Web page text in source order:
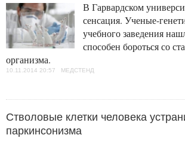
В Гарвардском
сенсация. Ученые-
учебного заведения
способен бороться со
организма.
10.11.2014 20:57 МЕДСТЕНД
Стволовые клетки человека
паркинсонизма